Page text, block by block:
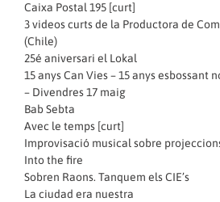
Caixa Postal 195 [curt]
3 videos curts de la Productora de
(Chile)
25é aniversari el Lokal
15 anys Can Vies – 15 anys esbossant
– Divendres 17 maig
Bab Sebta
Avec le temps [curt]
Improvisació musical sobre
Into the fire
Sobren Raons. Tanquem els CIE’s
‪La ciudad era nuestra‬